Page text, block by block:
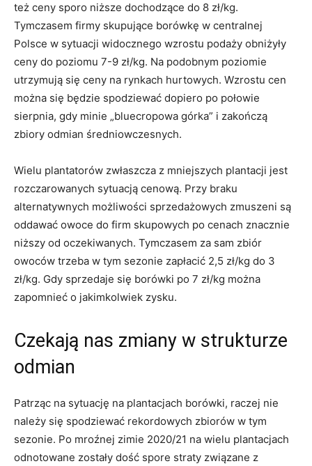
też ceny sporo niższe dochodzące do 8 zł/kg.
Tymczasem firmy skupujące borówkę w centralnej
Polsce w sytuacji widocznego wzrostu podaży obniżyły
ceny do poziomu 7-9 zł/kg. Na podobnym poziomie
utrzymują się ceny na rynkach hurtowych. Wzrostu cen
można się będzie spodziewać dopiero po połowie
sierpnia, gdy minie „bluecropowa górka” i zakończą
zbiory odmian średniowczesnych.
Wielu plantatorów zwłaszcza z mniejszych plantacji jest
rozczarowanych sytuacją cenową. Przy braku
alternatywnych możliwości sprzedażowych zmuszeni są
oddawać owoce do firm skupowych po cenach znacznie
niższy od oczekiwanych. Tymczasem za sam zbiór
owoców trzeba w tym sezonie zapłacić 2,5 zł/kg do 3
zł/kg. Gdy sprzedaje się borówki po 7 zł/kg można
zapomnieć o jakimkolwiek zysku.
Czekają nas zmiany w strukturze
odmian
Patrząc na sytuację na plantacjach borówki, raczej nie
należy się spodziewać rekordowych zbiorów w tym
sezonie. Po mroźnej zimie 2020/21 na wielu plantacjach
odnotowane zostały dość spore straty związane z